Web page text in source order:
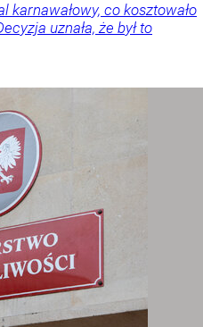
karnawałowy, co kosztowało
uznała, że był to